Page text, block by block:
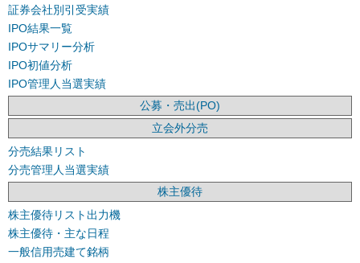
証券会社別引受実績
IPO結果一覧
IPOサマリー分析
IPO初値分析
IPO管理人当選実績
公募・売出(PO)
立会外分売
分売結果リスト
分売管理人当選実績
株主優待
株主優待リスト出力機
株主優待・主な日程
一般信用売建て銘柄